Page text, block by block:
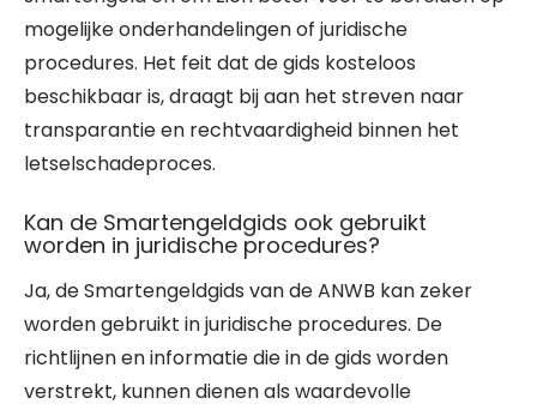
mogelijke onderhandelingen of juridische
procedures. Het feit dat de gids kosteloos
beschikbaar is, draagt bij aan het streven naar
transparantie en rechtvaardigheid binnen het
letselschadeproces.
Kan de Smartengeldgids ook gebruikt
worden in juridische procedures?
Ja, de Smartengeldgids van de ANWB kan zeker
worden gebruikt in juridische procedures. De
richtlijnen en informatie die in de gids worden
verstrekt, kunnen dienen als waardevolle